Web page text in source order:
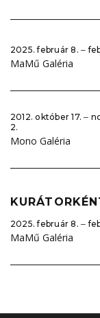
2025. február 8. ‒
MaMű Galéria
2012. október 17. ‒
2.
Mono Galéria
2025. február 8. ‒
MaMű Galéria